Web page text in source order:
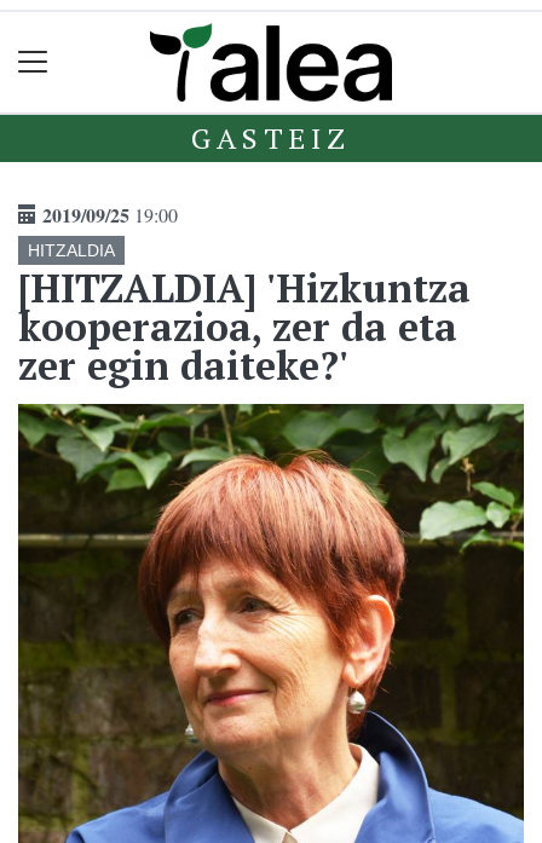
GASTEIZ
2019/09/25 19:00
HITZALDIA
[HITZALDIA] 'Hizkuntza
kooperazioa, zer da eta
zer egin daiteke?'